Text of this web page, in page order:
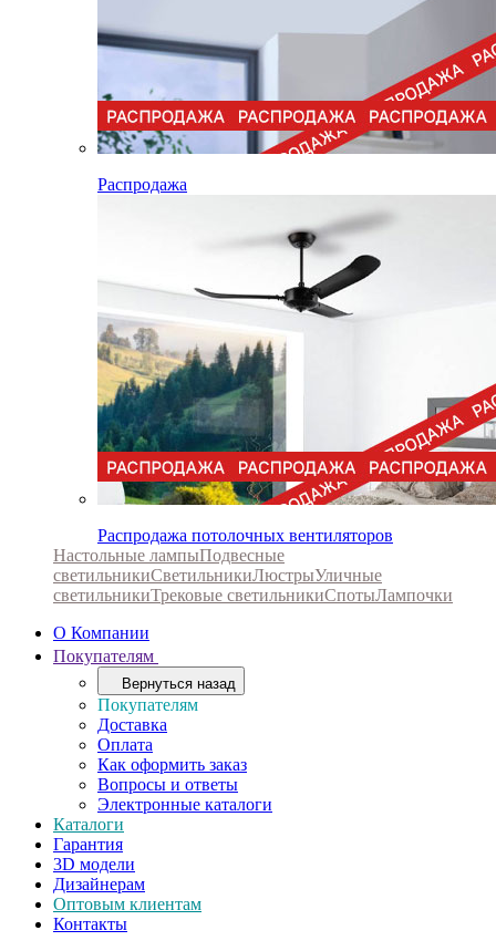
Распродажа
Распродажа потолочных вентиляторов
Настольные лампыПодвесные
светильникиСветильникиЛюстрыУличные
светильникиТрековые светильникиСпотыЛампочки
О Компании
Покупателям
Вернуться назад
Покупателям
Доставка
Оплата
Как оформить заказ
Вопросы и ответы
Электронные каталоги
Каталоги
Гарантия
3D модели
Дизайнерам
Оптовым клиентам
Контакты